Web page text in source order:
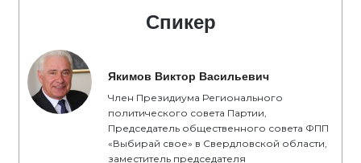
Спикер
Якимов Виктор Васильевич
Член Президиума Регионального
политического совета Партии,
Председатель общественного совета ФПП
«Выбирай свое» в Свердловской области,
заместитель председателя